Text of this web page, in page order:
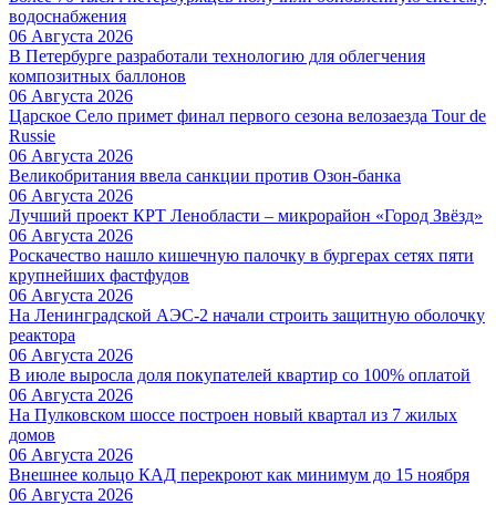
водоснабжения
06 Августа 2026
В Петербурге разработали технологию для облегчения
композитных баллонов
06 Августа 2026
Царское Село примет финал первого сезона велозаезда Tour de
Russie
06 Августа 2026
Великобритания ввела санкции против Озон-банка
06 Августа 2026
Лучший проект КРТ Ленобласти – микрорайон «Город Звёзд»
06 Августа 2026
Роскачество нашло кишечную палочку в бургерах сетях пяти
крупнейших фастфудов
06 Августа 2026
На Ленинградской АЭС-2 начали строить защитную оболочку
реактора
06 Августа 2026
В июле выросла доля покупателей квартир со 100% оплатой
06 Августа 2026
На Пулковском шоссе построен новый квартал из 7 жилых
домов
06 Августа 2026
Внешнее кольцо КАД перекроют как минимум до 15 ноября
06 Августа 2026